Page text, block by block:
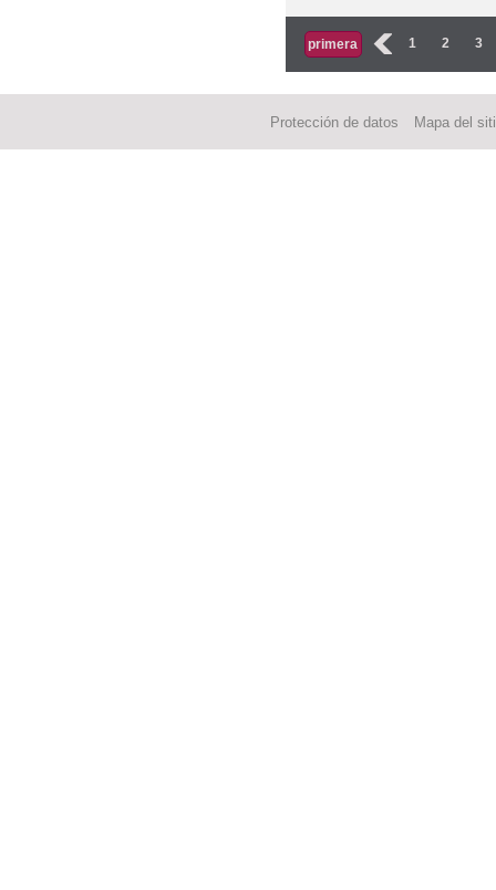
Páginas
primera ‹ 1 2 3
Protección de datos Mapa del